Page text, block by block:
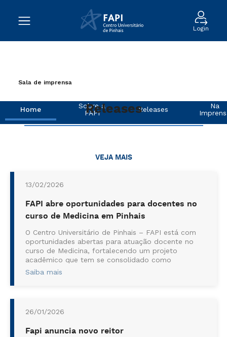
Login
Home
Sobre a
FAPI
Releases
Na
Sala de imprensa
Releases
VEJA MAIS
13/02/2026
FAPI abre oportunidades para docentes no
curso de Medicina em Pinhais
O Centro Universitário de Pinhais – FAPI está com
oportunidades abertas para atuação docente no
curso de Medicina, fortalecendo um projeto
acadêmico que tem se consolidado como
referência na graduação de novos médicos na
Saiba mais
26/01/2026
Fapi anuncia novo reitor